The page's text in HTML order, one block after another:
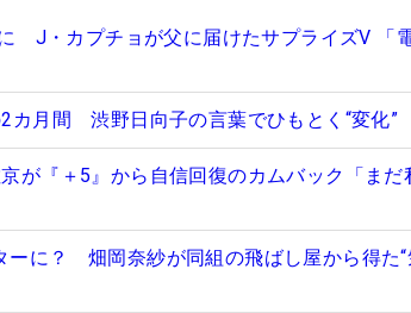
J・カプチョが父に届けたサプライズV 「
カ月間 渋野日向子の言葉でひもとく“変化”
が『＋5』から自信回復のカムバック「まだ
ーに？ 畑岡奈紗が同組の飛ばし屋から得た